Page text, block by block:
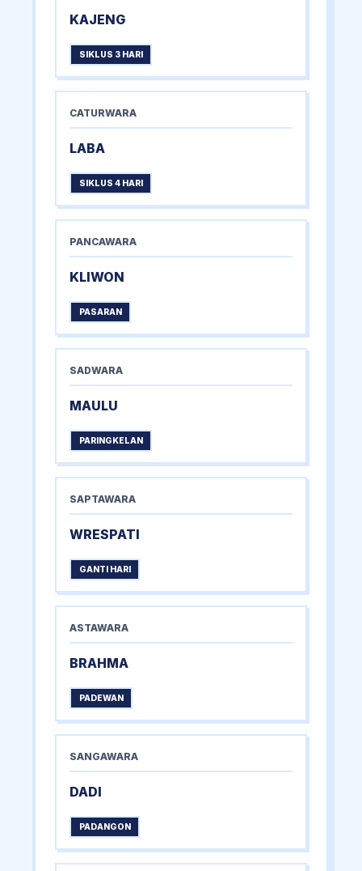
KAJENG
SIKLUS 3 HARI
CATURWARA
LABA
SIKLUS 4 HARI
PANCAWARA
KLIWON
PASARAN
SADWARA
MAULU
PARINGKELAN
SAPTAWARA
WRESPATI
GANTI HARI
ASTAWARA
BRAHMA
PADEWAN
SANGAWARA
DADI
PADANGON